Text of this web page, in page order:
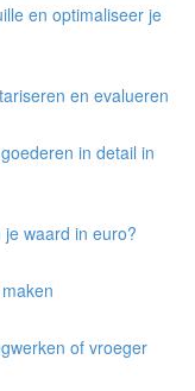
en optimaliseer je
en evalueren
in detail in
waard in euro?
of vroeger